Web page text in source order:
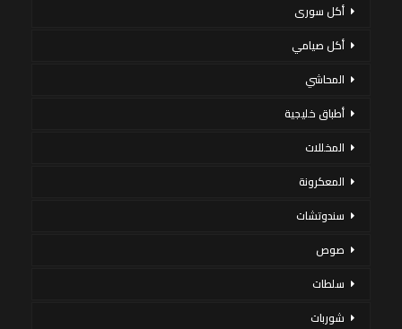
أكل سورى
أكل صيامي
المحاشي
أطباق خليجية
المخللات
المعكرونة
سندوتشات
صوص
سلطات
شوربات